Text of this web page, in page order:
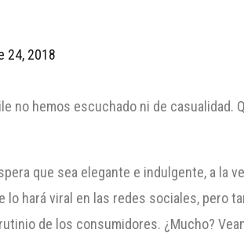
24, 2018
no hemos escuchado ni de casualidad.
que sea elegante e indulgente, a la
hará viral en las redes sociales, pero
de los consumidores. ¿Mucho?